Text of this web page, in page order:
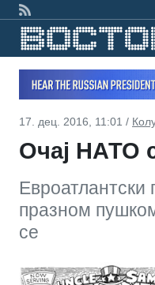
17. дец. 2016, 11:01 /
Очај НАТО
Евроатлантски
празном
се